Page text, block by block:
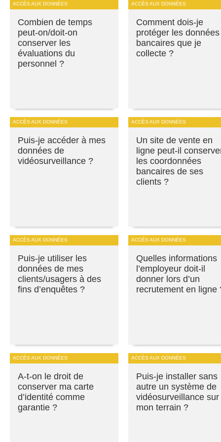
ACCÈS AUX DONNÉES
Combien de temps
peut-on/doit-on
conserver les
évaluations du
personnel ?
ACCÈS AUX DONNÉES
Comment dois-je
protéger les données
bancaires que je
collecte ?
ACCÈS AUX DONNÉES
Puis-je accéder à mes
données de
vidéosurveillance ?
ACCÈS AUX DONNÉES
Un site de vente en
ligne peut-il
les coordonnées
bancaires de ses
clients ?
ACCÈS AUX DONNÉES
Puis-je utiliser les
données de mes
clients/usagers à des
fins d’enquêtes ?
ACCÈS AUX DONNÉES
Quelles informations
l’employeur doit-il
donner lors d’un
recrutement en ligne
ACCÈS AUX DONNÉES
A-t-on le droit de
conserver ma carte
d’identité comme
garantie ?
ACCÈS AUX DONNÉES
Puis-je installer sans
autre un système de
vidéosurveillance sur
mon terrain ?